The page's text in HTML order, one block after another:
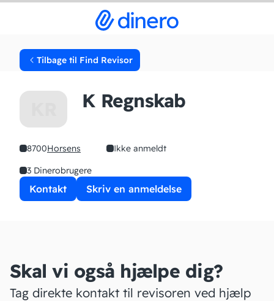
Tilbage til Find Revisor
K Regnskab
8700Horsens
Ikke anmeldt
3 Dinerobrugere
Kontakt Skriv en anmeldelse
Skal vi også hjælpe dig?
Tag direkte kontakt til revisoren ved hjælp